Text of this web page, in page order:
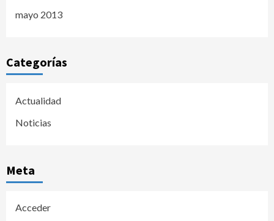
mayo 2013
Categorías
Actualidad
Noticias
Meta
Acceder